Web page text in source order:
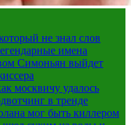
не знал слов
имена
Симоньян выйдет
москвичу удалось
в тренде
мог быть киллером